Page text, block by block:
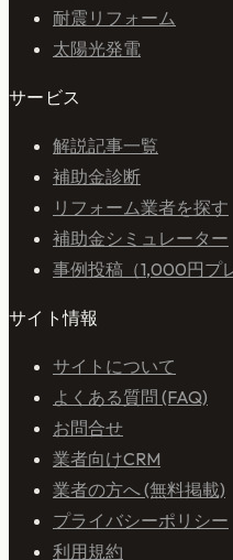
耐震リフォーム
太陽光発電
サービス
解説記事一覧
補助金診断
リフォーム業者を探す
補助金シミュレーター
事例投稿（1,000円プ
サイト情報
サイトについて
よくある質問 (FAQ)
お問合せ
業者向けCRM
業者の方へ (無料掲載)
プライバシーポリシー
利用規約